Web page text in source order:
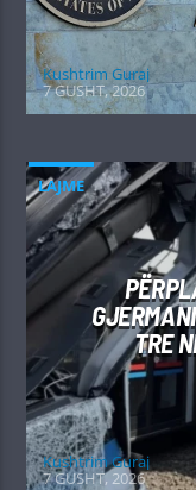
Kushtrim Guraj
7 GUSHT, 2026
LAJME
TRE
Kushtrim Guraj
7 GUSHT, 2026